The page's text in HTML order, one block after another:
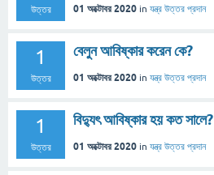
উত্তর 01 অক্টোবর 2020 in যন্ত্র উত্তর প্রদান
1
উত্তর
বেলুন আবিষ্কার করেন কে?
01 অক্টোবর 2020 in যন্ত্র উত্তর প্রদান
1
উত্তর
বিদ্যুৎ আবিষ্কার হয় কত সালে?
01 অক্টোবর 2020 in যন্ত্র উত্তর প্রদান